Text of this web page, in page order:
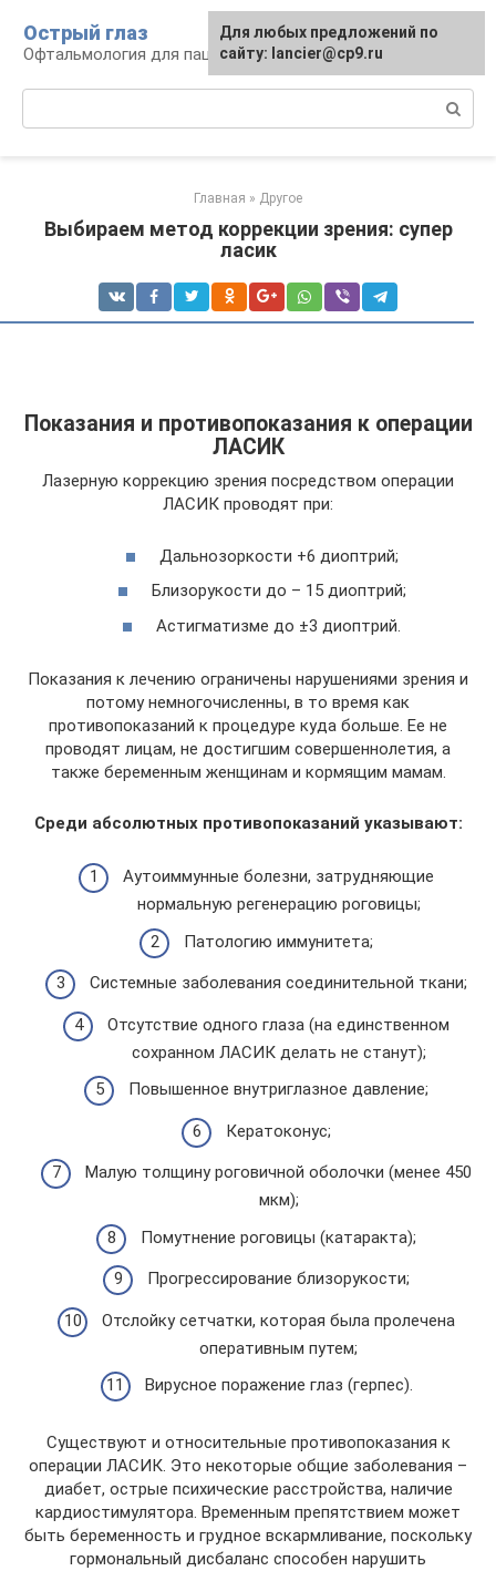
контенту
Острый глаз
Офтальмология для пациента
Главная » Другое
Выбираем метод коррекции зрения: супер
ласик
Показания и противопоказания к операции
ЛАСИК
Лазерную коррекцию зрения посредством операции
ЛАСИК проводят при:
Дальнозоркости +6 диоптрий;
Близорукости до – 15 диоптрий;
Астигматизме до ±3 диоптрий.
Показания к лечению ограничены нарушениями зрения и
потому немногочисленны, в то время как
противопоказаний к процедуре куда больше. Ее не
проводят лицам, не достигшим совершеннолетия, а
также беременным женщинам и кормящим мамам.
Среди абсолютных противопоказаний указывают:
Аутоиммунные болезни, затрудняющие
нормальную регенерацию роговицы;
Патологию иммунитета;
Системные заболевания соединительной ткани;
Отсутствие одного глаза (на единственном
сохранном ЛАСИК делать не станут);
Повышенное внутриглазное давление;
Кератоконус;
Малую толщину роговичной оболочки (менее 450
мкм);
Помутнение роговицы (катаракта);
Прогрессирование близорукости;
Отслойку сетчатки, которая была пролечена
оперативным путем;
Вирусное поражение глаз (герпес).
Существуют и относительные противопоказания к
операции ЛАСИК. Это некоторые общие заболевания –
диабет, острые психические расстройства, наличие
кардиостимулятора. Временным препятствием может
быть беременность и грудное вскармливание, поскольку
гормональный дисбаланс способен нарушить
Для любых предложений по
сайту: lancier@cp9.ru